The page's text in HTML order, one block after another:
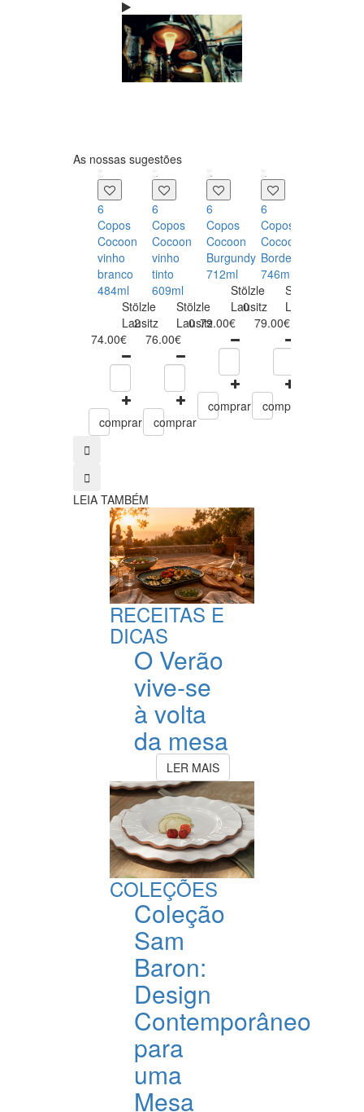
As nossas sugestões
6
Copos
Cocoon
vinho
branco
484ml
Stölzle
Lausitz
2
74.00€
comprar
6
Copos
Cocoon
vinho
tinto
609ml
Stölzle
Lausitz
0
76.00€
comprar
6
Copos
Cocoon
Burgundy
712ml
Stölzle
Lausitz
0
79.00€
comprar
6
Copos
Cocoon
Bordeaux
746ml
Stölzle
Lausitz
79.00€
comprar
LEIA TAMBÉM
RECEITAS E
DICAS
O Verão
vive-se
à volta
da mesa
LER MAIS
COLEÇÕES
Coleção
Sam
Baron:
Design
Contemporâneo
para
uma
Mesa